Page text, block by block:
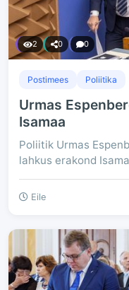
2 0 0
Postimees Poliitika
Urmas
Isamaa
Poliitik Urmas
lahkus erakond
Eile